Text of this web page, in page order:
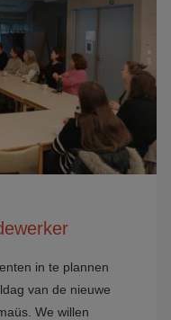
in te plannen
van de nieuwe
We willen